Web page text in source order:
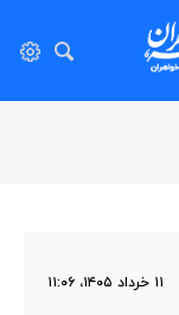
۱۱ خرداد ۱۴۰۵، ۱۱:۰۶